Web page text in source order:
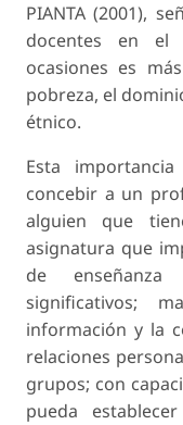
PIANTA (2001),
docentes en el
ocasiones es
pobreza, el
étnico.
Esta
concebir a un
alguien que
asignatura que
de enseñanza
significativos;
información y la
relaciones
grupos; con
pueda